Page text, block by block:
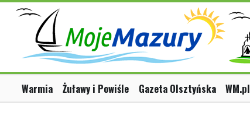
Warmia Żuławy i Powiśle Gazeta Olsztyńska WM.pl